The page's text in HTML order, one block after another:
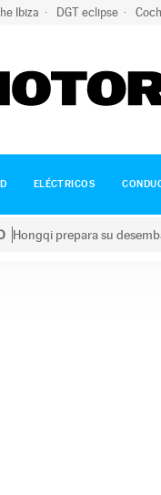
Ibiza DGT eclipse
ELÉCTRICOS
Hongqi prepara su